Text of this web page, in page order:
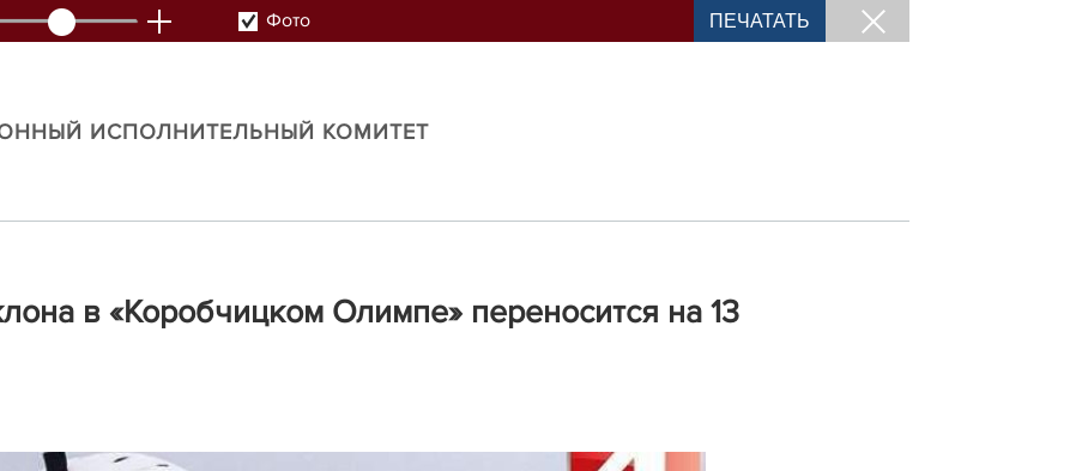
Фото ПЕЧАТАТЬ
ИСПОЛНИТЕЛЬНЫЙ КОМИТЕТ
в «Коробчицком Олимпе» переносится на 13